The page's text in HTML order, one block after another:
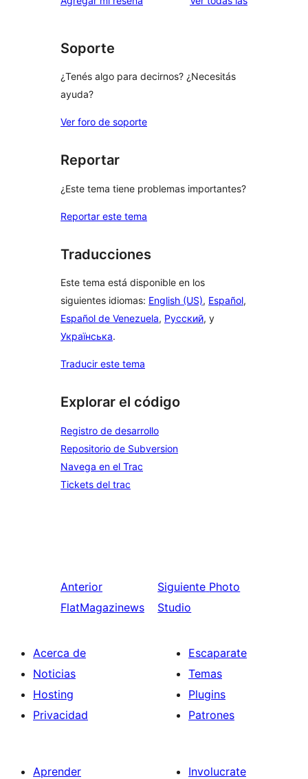
Soporte
¿Tenés algo para decirnos? ¿Necesitás
ayuda?
Ver foro de soporte
Reportar
¿Este tema tiene problemas importantes?
Reportar este tema
Traducciones
Este tema está disponible en los
siguientes idiomas: English (US), Español,
Español de Venezuela, Русский, y
Українська.
Traducir este tema
Explorar el código
Registro de desarrollo
Repositorio de Subversion
Navega en el Trac
Tickets del trac
Anterior
FlatMagazinews
Siguiente Photo
Studio
Acerca de
Noticias
Hosting
Privacidad
Escaparate
Temas
Plugins
Patrones
Aprender
Involucrate